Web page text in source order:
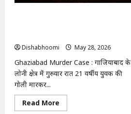
Dishabhoomi
May 28, 2026
Ghaziabad Murder Case : गाजियाबाद के
लोनी क्षेत्र में गुरुवार रात 21 वर्षीय युवक की
गोली मारकर...
Read More
more